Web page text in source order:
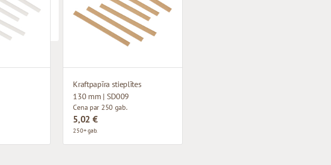
Kraftpapīra stieplītes
130 mm | SD009
Cena par 250 gab.
5,02 €
250+ gab.